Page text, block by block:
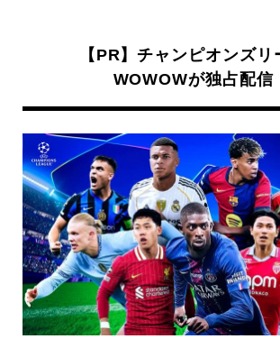
【PR】チャンピオンズリ
WOWOWが独占配信